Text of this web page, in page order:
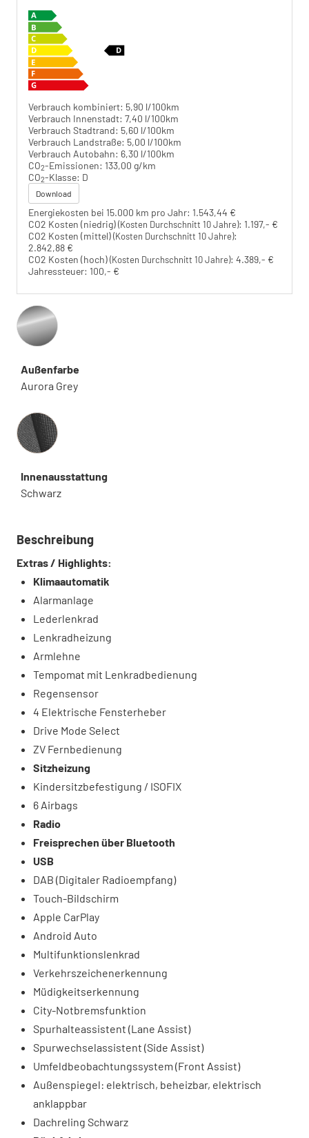
Verbrauch kombiniert: 5,90 l/100km
Verbrauch Innenstadt: 7,40 l/100km
Verbrauch Stadtrand: 5,60 l/100km
Verbrauch Landstraße: 5,00 l/100km
Verbrauch Autobahn: 6,30 l/100km
CO2-Emissionen: 133,00 g/km
CO2-Klasse: D
Download
Energiekosten bei 15.000 km pro Jahr: 1.543,44 €
CO2 Kosten (niedrig)(Kosten Durchschnitt 10 Jahre): 1.197,- €
CO2 Kosten (mittel)(Kosten Durchschnitt 10 Jahre):
2.842,88 €
CO2 Kosten (hoch)(Kosten Durchschnitt 10 Jahre): 4.389,- €
Jahressteuer: 100,- €
Außenfarbe
Aurora Grey
Innenausstattung
Innenausstattung
Schwarz
Beschreibung
Extras / Highlights:
Klimaautomatik
Alarmanlage
Lederlenkrad
Lenkradheizung
Armlehne
Tempomat mit Lenkradbedienung
Regensensor
4 Elektrische Fensterheber
Drive Mode Select
ZV Fernbedienung
Sitzheizung
Kindersitzbefestigung / ISOFIX
6 Airbags
Radio
Freisprechen über Bluetooth
USB
DAB (Digitaler Radioempfang)
Touch-Bildschirm
Apple CarPlay
Android Auto
Multifunktionslenkrad
Verkehrszeichenerkennung
Müdigkeitserkennung
City-Notbremsfunktion
Spurhalteassistent (Lane Assist)
Spurwechselassistent (Side Assist)
Umfeldbeobachtungssystem (Front Assist)
Außenspiegel: elektrisch, beheizbar, elektrisch
anklappbar
Dachreling Schwarz